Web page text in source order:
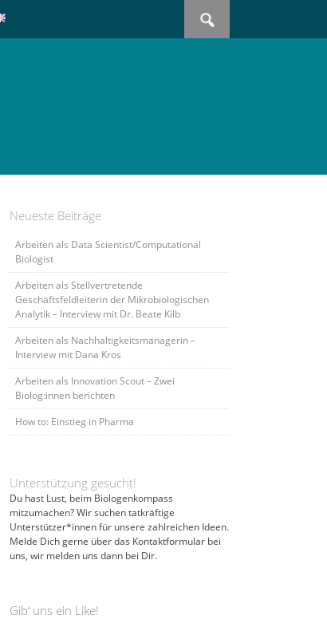
Search
for:
Neueste Beiträge
Arbeiten als Data Scientist/Computational
Biologist
Arbeiten als Stellvertretende
Geschäftsfeldleiterin der Mikrobiologischen
Analytik – Interview mit Dr. Beate Kilb
Arbeiten als Nachhaltigkeitsmanagerin –
Interview mit Dana Kros
Arbeiten als Innovation Scout – Zwei
Biolog:innen berichten
How to: Einstieg in Pharma
Unterstützung gesucht!
Du hast Lust, beim Biologenkompass
mitzumachen? Wir suchen tatkräftige
Unterstützer*innen für unsere zahlreichen Ideen.
Melde Dich gerne über das Kontaktformular bei
uns, wir melden uns dann bei Dir.
Gib‘ uns ein Like!